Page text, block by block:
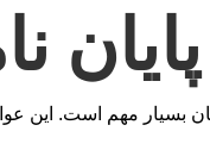
بسیار مهم است. این